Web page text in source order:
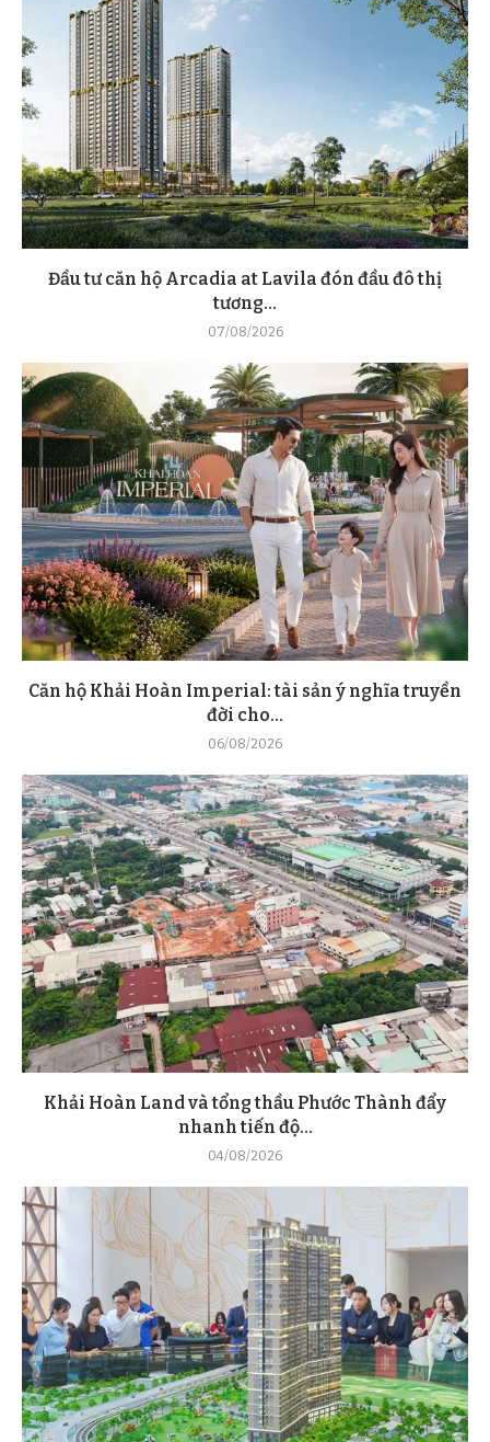
Đầu tư căn hộ Arcadia at Lavila đón đầu đô thị
tương...
07/08/2026
Căn hộ Khải Hoàn Imperial: tài sản ý nghĩa truyền
đời cho...
06/08/2026
Khải Hoàn Land và tổng thầu Phước Thành đẩy
nhanh tiến độ...
04/08/2026